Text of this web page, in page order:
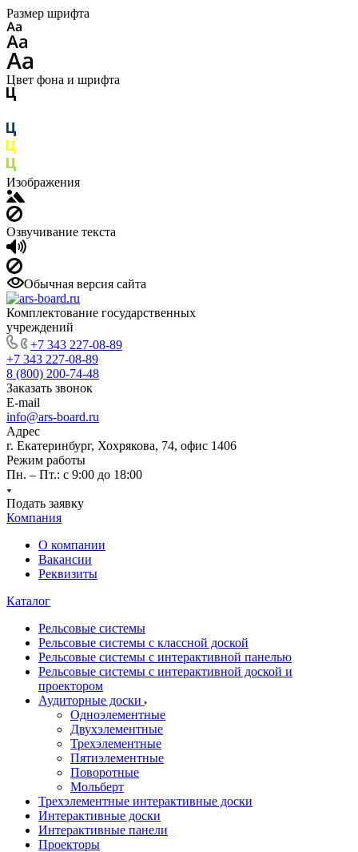
Размер шрифта
Цвет фона и шрифта
Изображения
Озвучивание текста
Обычная версия сайта
Комплектование государственных
учреждений
+7 343 227-08-89
+7 343 227-08-89
8 (800) 200-74-48
Заказать звонок
E-mail
info@ars-board.ru
Адрес
г. Екатеринбург, Хохрякова, 74, офис 1406
Режим работы
Пн. – Пт.: с 9:00 до 18:00
Подать заявку
Компания
О компании
Вакансии
Реквизиты
Каталог
Рельсовые системы
Рельсовые системы с классной доской
Рельсовые системы с интерактивной панелью
Рельсовые системы с интерактивной доской и
проектором
Аудиторные доски
Одноэлементные
Двухэлементные
Трехэлементные
Пятиэлементные
Поворотные
Мольберт
Трехэлементные интерактивные доски
Интерактивные доски
Интерактивные панели
Проекторы